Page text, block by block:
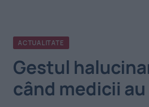
ACTUALITATE
Gestul
când medicii